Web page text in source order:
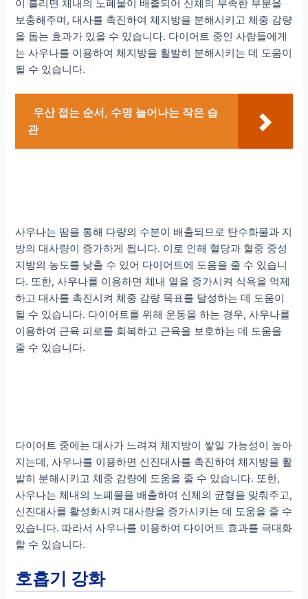
이 흘리면 체내의 노폐물이 배출되어 신체의 부족한 부분을
보충해주며, 대사를 촉진하여 체지방을 분해시키고 체중 감량
을 돕는 효과가 있을 수 있습니다. 다이어트 중인 사람들에게
는 사우나를 이용하여 체지방을 활발히 분해시키는 데 도움이
될 수 있습니다.
우산 접는 순서, 수명 늘어나는 작은 습
관
사우나는 땀을 통해 다량의 수분이 배출되므로 탄수화물과 지
방의 대사량이 증가하게 됩니다. 이로 인해 혈당과 혈중 중성
지방의 농도를 낮출 수 있어 다이어트에 도움을 줄 수 있습니
다. 또한, 사우나를 이용하면 체내 열을 증가시켜 식욕을 억제
하고 대사를 촉진시켜 체중 감량 목표를 달성하는 데 도움이
될 수 있습니다. 다이어트를 위해 운동을 하는 경우, 사우나를
이용하여 근육 피로를 회복하고 근육을 보호하는 데 도움을
줄 수 있습니다.
다이어트 중에는 대사가 느려져 체지방이 쌓일 가능성이 높아
지는데, 사우나를 이용하면 신진대사를 촉진하여 체지방을 활
발히 분해시키고 체중 감량에 도움을 줄 수 있습니다. 또한,
사우나는 체내의 노폐물을 배출하여 신체의 균형을 맞춰주고,
신진대사를 활성화시켜 대사량을 증가시키는 데 도움을 줄 수
있습니다. 따라서 사우나를 이용하여 다이어트 효과를 극대화
할 수 있습니다.
호흡기 강화